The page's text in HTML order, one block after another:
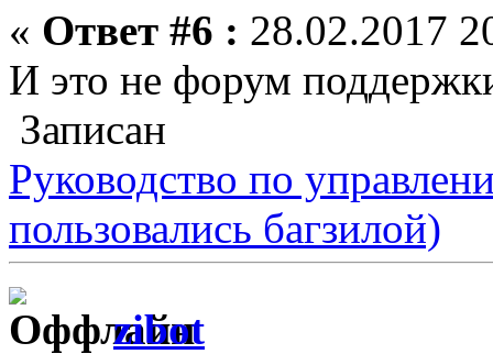
« Ответ #6 : 28.02.2017
И это не форум
Записан
Руководство по
пользовались багзилой)
zibot